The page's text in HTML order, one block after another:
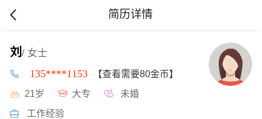
简历详情
刘 / 女士
135****1153 【查看需要80金币】
21岁 大专 未婚
工作经验